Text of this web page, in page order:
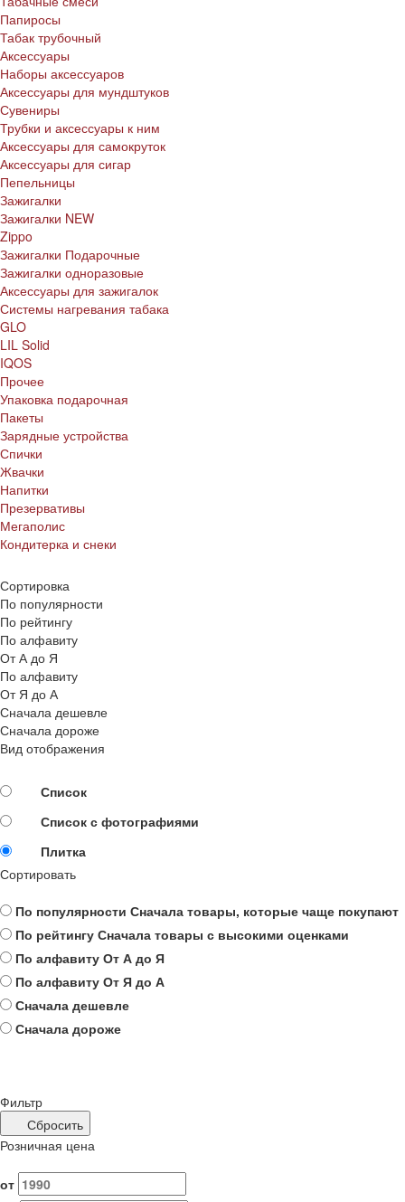
Папиросы
Табак трубочный
Аксессуары
Наборы аксессуаров
Аксессуары для мундштуков
Сувениры
Трубки и аксессуары к ним
Аксессуары для самокруток
Аксессуары для сигар
Пепельницы
Зажигалки
Зажигалки NEW
Zippo
Зажигалки Подарочные
Зажигалки одноразовые
Аксессуары для зажигалок
Системы нагревания табака
GLO
LIL Solid
IQOS
Прочее
Упаковка подарочная
Пакеты
Зарядные устройства
Спички
Жвачки
Напитки
Презервативы
Мегаполис
Кондитерка и снеки
Сортировка
По популярности
По рейтингу
По алфавиту
От А до Я
По алфавиту
От Я до А
Сначала дешевле
Сначала дороже
Вид отображения
Список
Список с фотографиями
Плитка
Сортировать
По популярности Сначала товары, которые чаще покупают
По рейтингу Сначала товары с высокими оценками
По алфавиту От А до Я
По алфавиту От Я до А
Сначала дешевле
Сначала дороже
Фильтр
Сбросить
Розничная цена
от